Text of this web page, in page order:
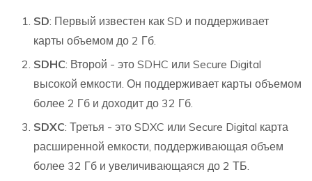
SD: Первый известен как SD и поддерживает
карты объемом до 2 Гб.
SDHC: Второй - это SDHC или Secure Digital
высокой емкости. Он поддерживает карты объемом
более 2 Гб и доходит до 32 Гб.
SDXC: Третья - это SDXC или Secure Digital карта
расширенной емкости, поддерживающая объем
более 32 Гб и увеличивающаяся до 2 ТБ.